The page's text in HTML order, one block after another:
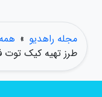
مجله راهدیو »
طرز تهیه کیک